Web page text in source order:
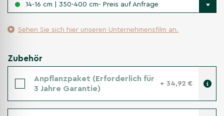
14-16 cm | 350-400 cm- Preis auf Anfrage
Sehen Sie sich hier unseren Unternehmensfilm an.
Zubehör
Anpflanzpaket (Erforderlich für
3 Jahre Garantie)
+ 34,92 €